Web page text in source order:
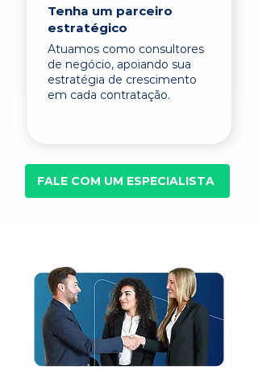
Tenha um parceiro
estratégico
Atuamos como consultores
de negócio, apoiando sua
estratégia de crescimento
em cada contratação.
FALE COM UM ESPECIALISTA